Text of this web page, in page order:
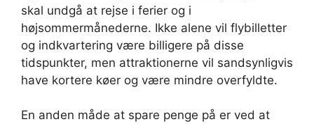
skal undgå at rejse i ferier og i
højsommermånederne. Ikke alene vil flybilletter
og indkvartering være billigere på disse
tidspunkter, men attraktionerne vil sandsynligvis
have kortere køer og være mindre overfyldte.
En anden måde at spare penge på er ved at